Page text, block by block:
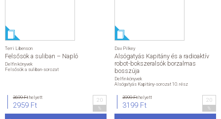
Terri Libenson
Felsősök a suliban – Napló
Delfin könyvek
Felsősök a suliban-sorozat
3699 Fthelyett
2959 Ft
20
Dav Pilkey
Alsógatyás Kapitány és a radioaktív
robot-bokszeralsók borzalmas
bosszúja
Delfin könyvek
Alsógatyás Kapitány-sorozat 10. rész
3999 Fthelyett
3199 Ft
20